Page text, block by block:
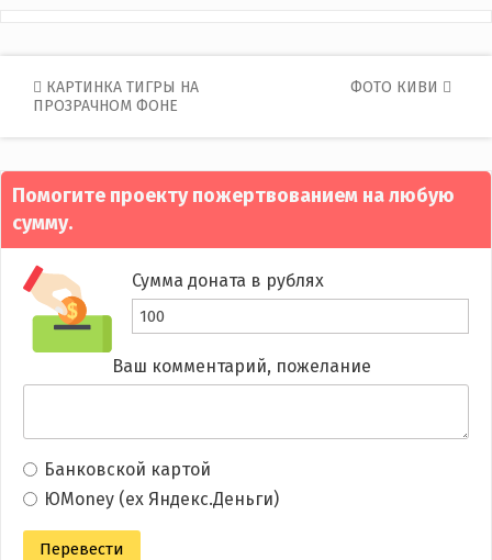
Post
КАРТИНКА ТИГРЫ НА
ПРОЗРАЧНОМ ФОНЕ
ФОТО КИВИ
Помогите проекту пожертвованием на любую
сумму.
Сумма доната в рублях
Ваш комментарий, пожелание
Банковской картой
ЮMoney (ex Яндекс.Деньги)